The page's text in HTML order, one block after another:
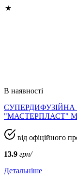
В наявності
"МАСТЕРПЛАСТ"
від офіційного
13.9 грн/
Детальніше